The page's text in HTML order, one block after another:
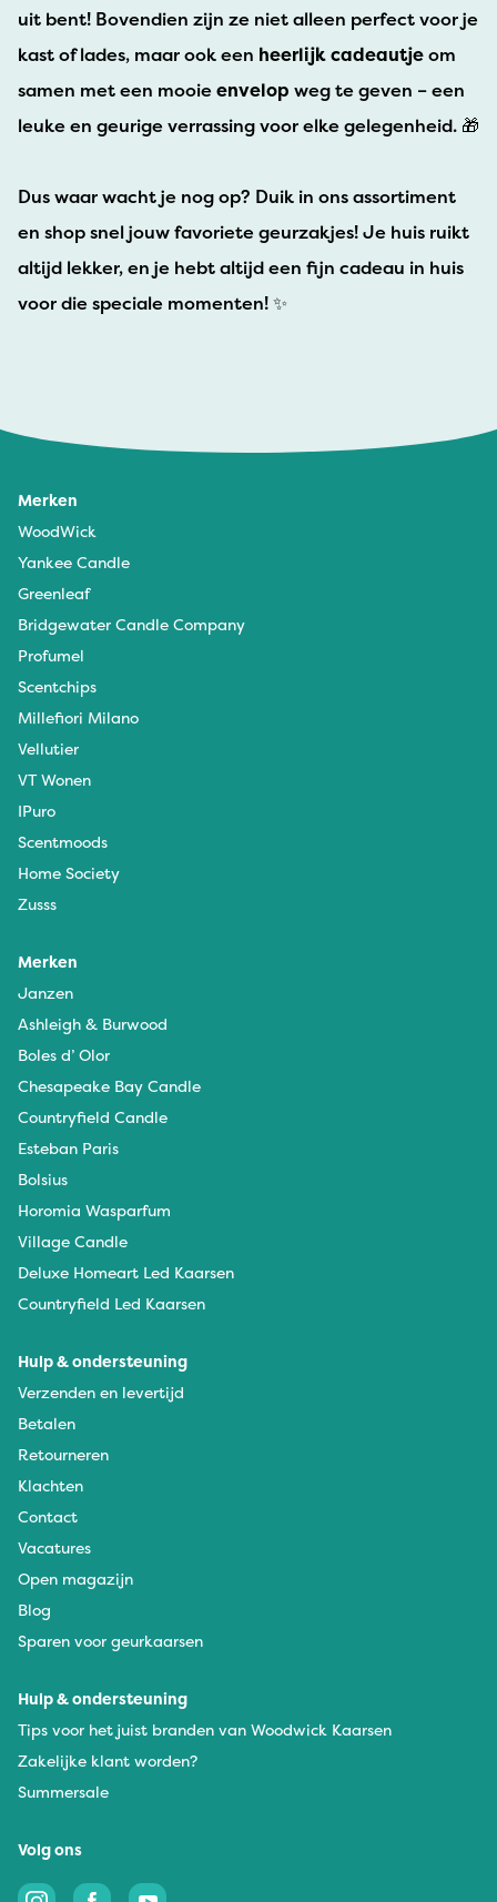
uit bent! Bovendien zijn ze niet alleen perfect voor je
kast of lades, maar ook een heerlijk cadeautjeom
samen met een mooie envelop weg te geven – een
leuke en geurige verrassing voor elke gelegenheid. 🎁
Dus waar wacht je nog op? Duik in ons assortiment
en shop snel jouw favoriete geurzakjes! Je huis ruikt
altijd lekker, en je hebt altijd een fijn cadeau in huis
voor die speciale momenten! ✨
Merken
WoodWick
Yankee Candle
Greenleaf
Bridgewater Candle Company
Profumel
Scentchips
Millefiori Milano
Vellutier
VT Wonen
IPuro
Scentmoods
Home Society
Zusss
Merken
Janzen
Ashleigh & Burwood
Boles d’ Olor
Chesapeake Bay Candle
Countryfield Candle
Esteban Paris
Bolsius
Horomia Wasparfum
Village Candle
Deluxe Homeart Led Kaarsen
Countryfield Led Kaarsen
Hulp & ondersteuning
Verzenden en levertijd
Betalen
Retourneren
Klachten
Contact
Vacatures
Open magazijn
Blog
Sparen voor geurkaarsen
Hulp & ondersteuning
Tips voor het juist branden van Woodwick Kaarsen
Zakelijke klant worden?
Summersale
Volg ons